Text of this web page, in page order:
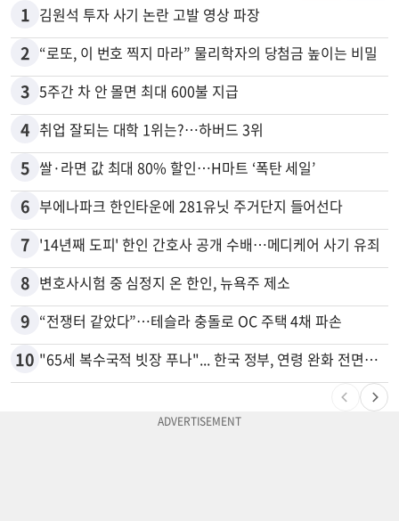
1 김원석 투자 사기 논란 고발 영상 파장
2 “로또, 이 번호 찍지 마라” 물리학자의 당첨금 높이는 비밀
3 5주간 차 안 몰면 최대 600불 지급
4 취업 잘되는 대학 1위는?…하버드 3위
5 쌀·라면 값 최대 80% 할인…H마트 ‘폭탄 세일’
6 부에나파크 한인타운에 281유닛 주거단지 들어선다
7 '14년째 도피' 한인 간호사 공개 수배…메디케어 사기 유죄
8 변호사시험 중 심정지 온 한인, 뉴욕주 제소
9 “전쟁터 같았다”…테슬라 충돌로 OC 주택 4채 파손
10 "65세 복수국적 빗장 푸나"... 한국 정부, 연령 완화 전면 추진